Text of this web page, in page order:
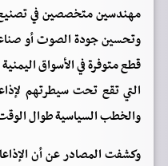
مهندسين متخصصين في
وتحسين جودة الصوت أو
قطع متوفرة في الأسواق
التي تقع تحت سيطرتهم
والخطب السياسية طوال
وكشفت المصادر عن أن